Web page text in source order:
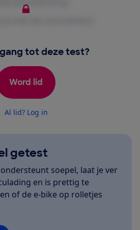
tot deze test?
Word lid
Al lid? Log in
getest
soepel, laat je ver
en is prettig te
of de e-bike op rolletjes